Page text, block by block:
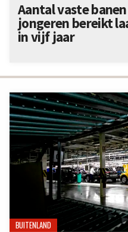
BUITENLAND
Aantal vaste
jongeren bereikt
in vijf jaar